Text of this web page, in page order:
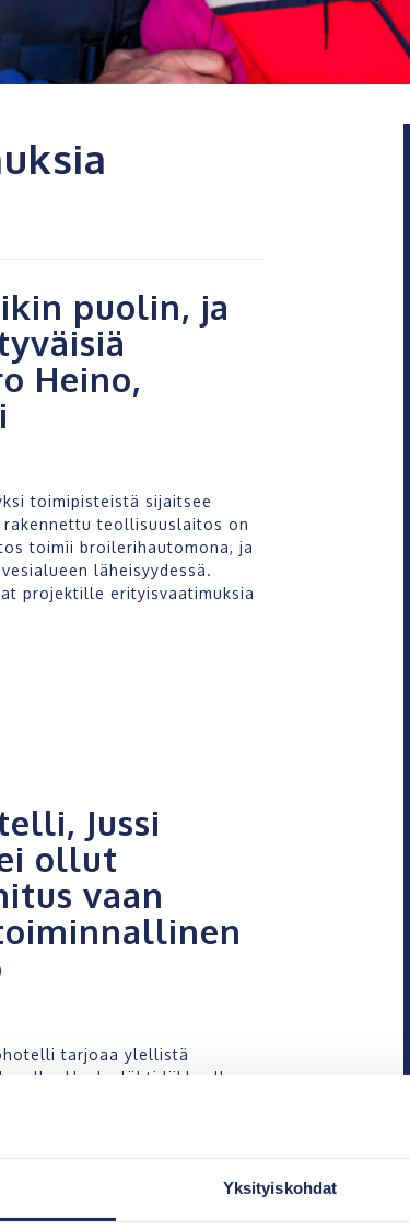
Yksityiskohdat
puolin, ja
Heino,
toimipisteistä sijaitsee
rakennettu teollisuuslaitos on
toimii broilerihautomona, ja
läheisyydessä.
projektille erityisvaatimuksia
Jussi
ollut
vaan
tarjoaa ylellistä
Hanke lähti liikkeelle,
kunnan
Nieminen tarttuivat
erityisen saaristohotellin.